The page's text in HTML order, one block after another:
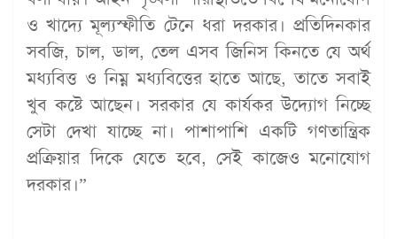
ও খাদ্যে মূল্যস্ফীতি টেনে ধরা দরকার। প্রতিদিনকার
সবজি, চাল, ডাল, তেল এসব জিনিস কিনতে যে অর্থ
মধ্যবিত্ত ও নিম্ন মধ্যবিত্তের হাতে আছে, তাতে সবাই
খুব কষ্টে আছেন। সরকার যে কার্যকর উদ্যোগ নিচ্ছে
সেটা দেখা যাচ্ছে না। পাশাপাশি একটি গণতান্ত্রিক
প্রক্রিয়ার দিকে যেতে হবে, সেই কাজেও মনোযোগ
দরকার।”